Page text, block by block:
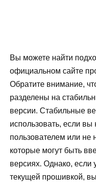
Вы можете найти
официальном сайте
Обратите внимание,
разделены на
версии. Стабильные
использовать, если
пользователем или не
которые могут быть
версиях. Однако, если
текущей прошивкой,